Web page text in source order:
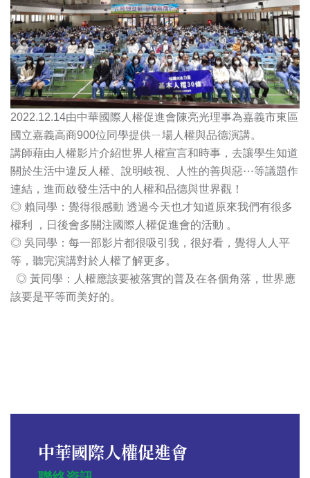
2022.12.14由中華國際人權促進會陳亮光理事為嘉義市東區
國立嘉義高商900位同學提供ㄧ場人權與品德演講。
講師藉由人權影片介紹世界人權宣言和時事，去讓學生知道
關於生活中違反人權、說明岐視、人性的善與惡⋯等議題作
連結，進而啟發生活中的人權和品德與世界觀！
◎ 賴同學：覺得很感動 透過今天也才知道原來我們有很多
權利 ，日後會多關注國際人權促進會的活動 。
◎ 吳同學：每一部影片都很吸引我，很好看，覺得人人平
等，聽完演講對於人權了解更多。
◎ 黃同學：人權應該要被落實的普及在各個角落，世界應
該要是平等而美好的。
中華國際人權促進會